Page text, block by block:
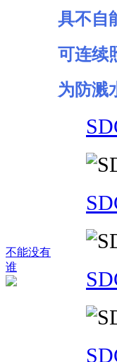
不能没有
谁
具不自
可连续
为防溅